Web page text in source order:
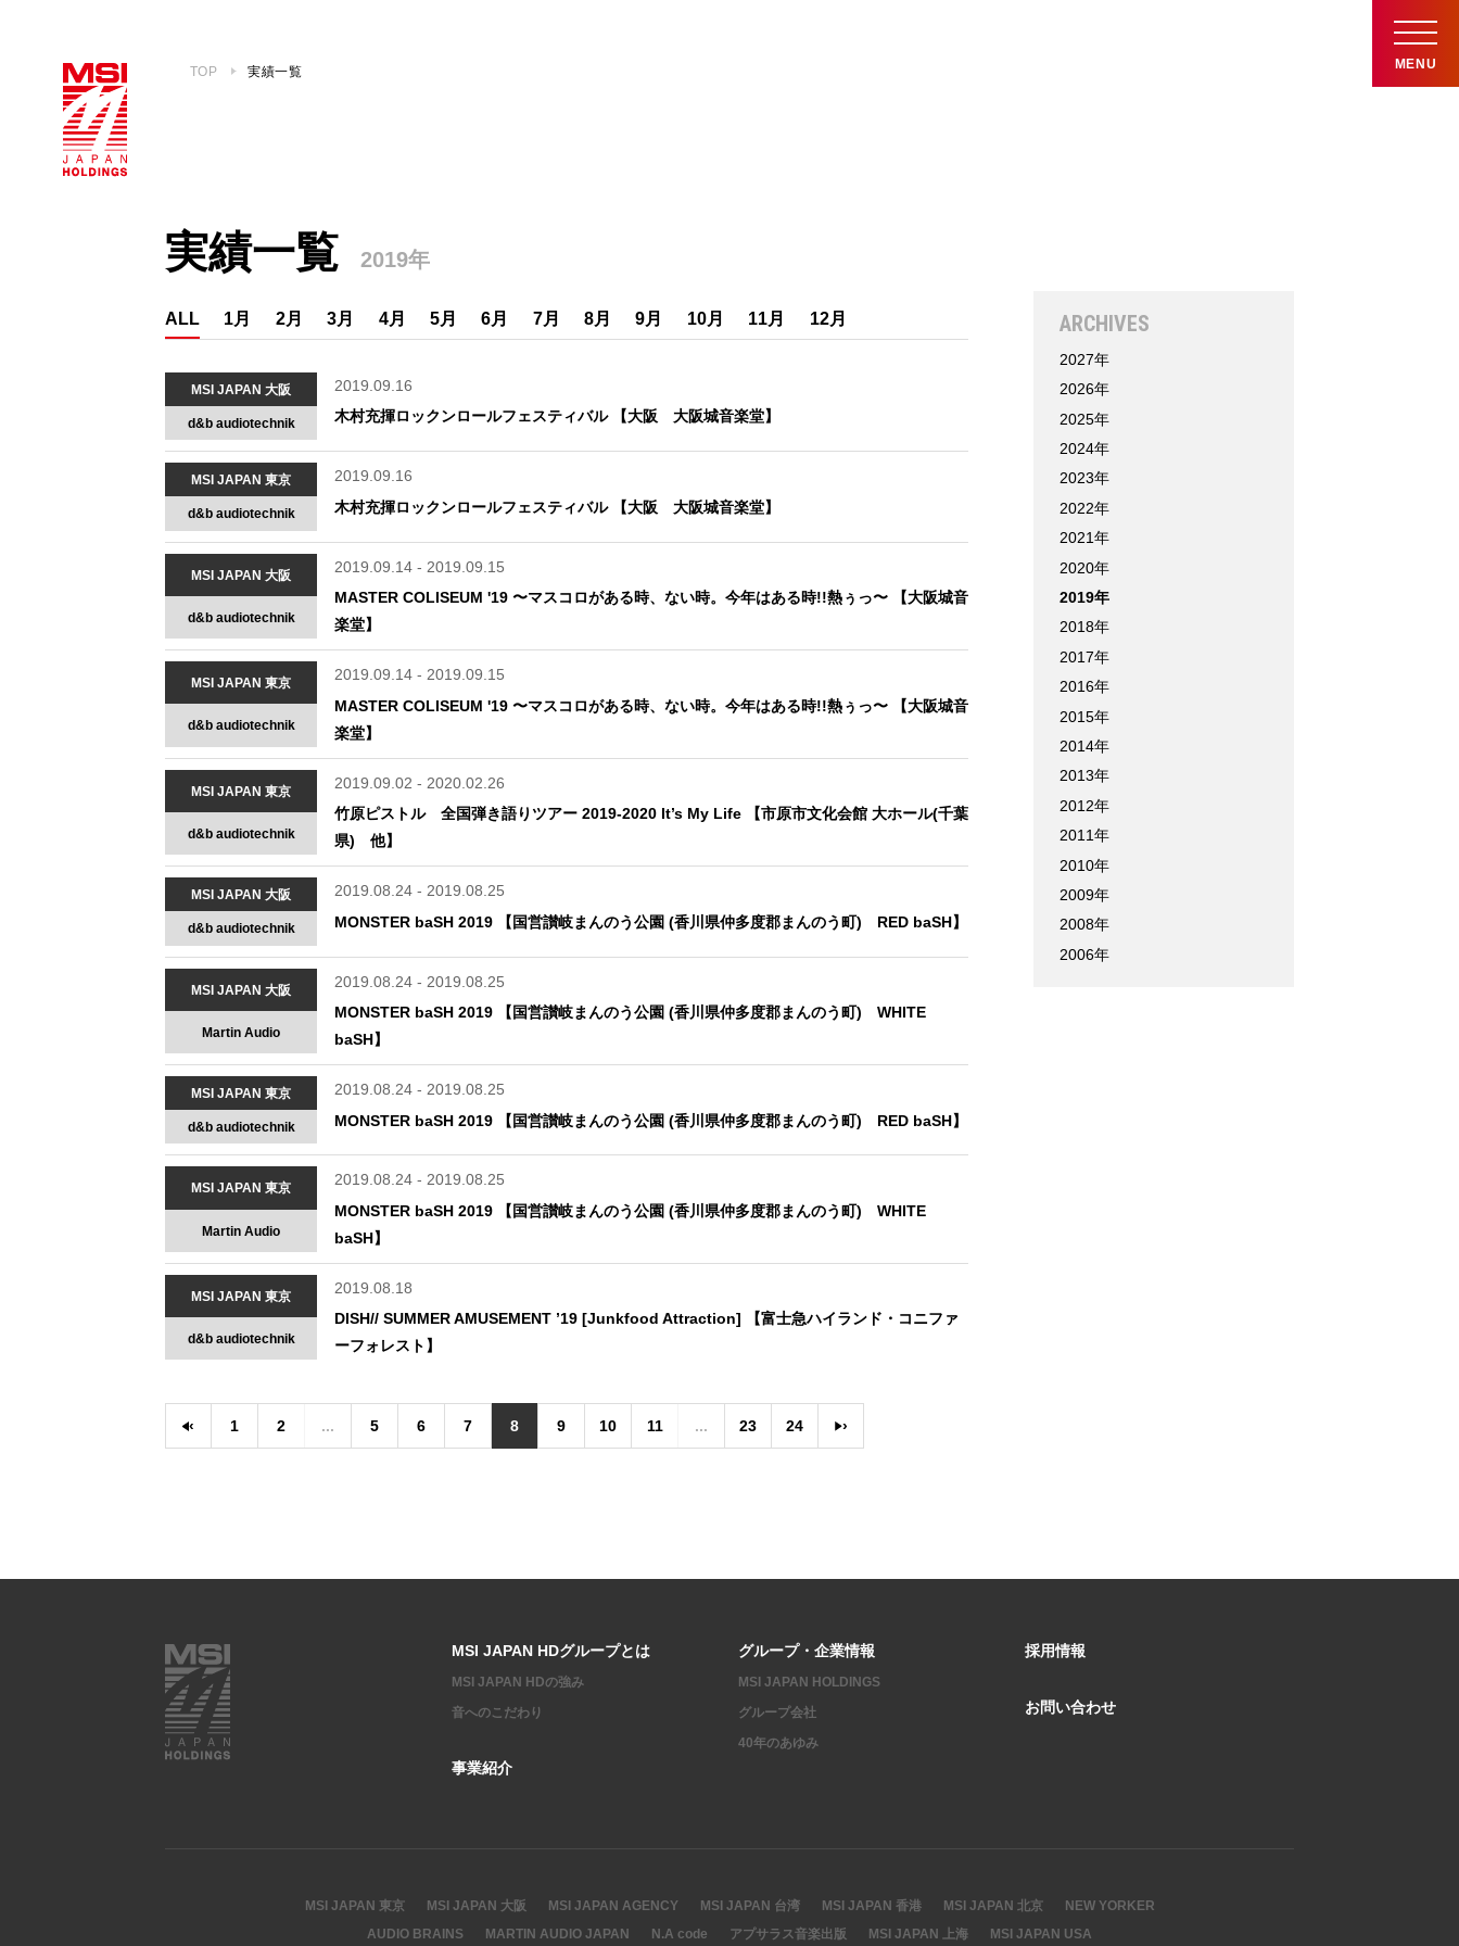
MENU
TOP 実績一覧
実績一覧 2019年
ALL 1月 2月 3月 4月 5月 6月 7月 8月 9月 10月 11月 12月
MSI JAPAN 大阪
d&b audiotechnik
2019.09.16
木村充揮ロックンロールフェスティバル 【大阪 大阪城音楽堂】
MSI JAPAN 東京
d&b audiotechnik
2019.09.16
木村充揮ロックンロールフェスティバル 【大阪 大阪城音楽堂】
MSI JAPAN 大阪
d&b audiotechnik
2019.09.14 - 2019.09.15
MASTER COLISEUM '19 〜マスコロがある時、ない時。今年はある時!!熱ぅっ〜 【大阪城音
楽堂】
MSI JAPAN 東京
d&b audiotechnik
2019.09.14 - 2019.09.15
MASTER COLISEUM '19 〜マスコロがある時、ない時。今年はある時!!熱ぅっ〜 【大阪城音
楽堂】
MSI JAPAN 東京
d&b audiotechnik
2019.09.02 - 2020.02.26
竹原ピストル 全国弾き語りツアー 2019-2020 It’s My Life 【市原市文化会館 大ホール(千葉
県) 他】
MSI JAPAN 大阪
d&b audiotechnik
2019.08.24 - 2019.08.25
MONSTER baSH 2019 【国営讃岐まんのう公園 (香川県仲多度郡まんのう町) RED baSH】
MSI JAPAN 大阪
Martin Audio
2019.08.24 - 2019.08.25
MONSTER baSH 2019 【国営讃岐まんのう公園 (香川県仲多度郡まんのう町) WHITE
baSH】
MSI JAPAN 東京
d&b audiotechnik
2019.08.24 - 2019.08.25
MONSTER baSH 2019 【国営讃岐まんのう公園 (香川県仲多度郡まんのう町) RED baSH】
MSI JAPAN 東京
Martin Audio
2019.08.24 - 2019.08.25
MONSTER baSH 2019 【国営讃岐まんのう公園 (香川県仲多度郡まんのう町) WHITE
baSH】
MSI JAPAN 東京
d&b audiotechnik
2019.08.18
DISH// SUMMER AMUSEMENT ’19 [Junkfood Attraction] 【富士急ハイランド・コニファ
ーフォレスト】
‹ 1 2 ... 5 6 7 8 9 10 11 ... 23 24 ›
ARCHIVES
2027年
2026年
2025年
2024年
2023年
2022年
2021年
2020年
2019年
2018年
2017年
2016年
2015年
2014年
2013年
2012年
2011年
2010年
2009年
2008年
2006年
MSI JAPAN HDグループとは
MSI JAPAN HDの強み
音へのこだわり
事業紹介
グループ・企業情報
MSI JAPAN HOLDINGS
グループ会社
40年のあゆみ
採用情報
お問い合わせ
MSI JAPAN 東京 MSI JAPAN 大阪 MSI JAPAN AGENCY MSI JAPAN 台湾 MSI JAPAN 香港 MSI JAPAN 北京
NEW YORKER
AUDIO BRAINS
MARTIN AUDIO JAPAN N.A code アプサラス音楽出版 MSI JAPAN 上海 MSI JAPAN USA